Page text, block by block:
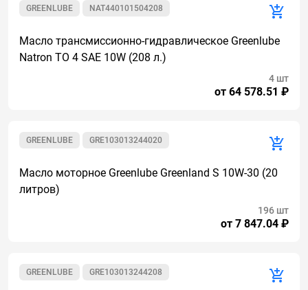
NAT440101504208
GREENLUBE
Масло трансмиссионно-гидравлическое Greenlube
Natron TO 4 SAE 10W (208 л.)
от 64 578.51 ₽
4 шт
GRE103013244020
GREENLUBE
Масло моторное Greenlube Greenland S 10W-30 (20
литров)
от 7 847.04 ₽
196 шт
GRE103013244208
GREENLUBE